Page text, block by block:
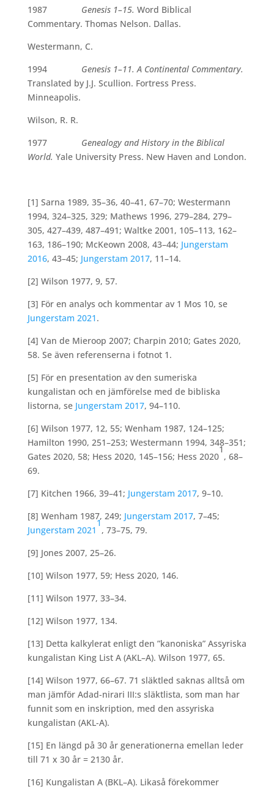
1987 Genesis 1–15. Word Biblical
Commentary. Thomas Nelson. Dallas.
Westermann, C.
1994 Genesis 1–11. A Continental Commentary.
Translated by J.J. Scullion. Fortress Press.
Minneapolis.
Wilson, R. R.
1977 Genealogy and History in the Biblical
World. Yale University Press. New Haven and London.
[1] Sarna 1989, 35–36, 40–41, 67–70; Westermann
1994, 324–325, 329; Mathews 1996, 279–284, 279–
305, 427–439, 487–491; Waltke 2001, 105–113, 162–
163, 186–190; McKeown 2008, 43–44; Jungerstam
2016, 43–45; Jungerstam 2017, 11–14.
[2] Wilson 1977, 9, 57.
[3] För en analys och kommentar av 1 Mos 10, se
Jungerstam 2021.
[4] Van de Mieroop 2007; Charpin 2010; Gates 2020,
58. Se även referenserna i fotnot 1.
[5] För en presentation av den sumeriska
kungalistan och en jämförelse med de bibliska
listorna, se Jungerstam 2017, 94–110.
[6] Wilson 1977, 12, 55; Wenham 1987, 124–125;
Hamilton 1990, 251–253; Westermann 1994, 348–351;
Gates 2020, 58; Hess 2020, 145–156; Hess 2020
1
, 68–
69.
[7] Kitchen 1966, 39–41; Jungerstam 2017, 9–10.
[8] Wenham 1987, 249; Jungerstam 2017, 7–45;
Jungerstam 2021
1
, 73–75, 79.
[9] Jones 2007, 25–26.
[10] Wilson 1977, 59; Hess 2020, 146.
[11] Wilson 1977, 33–34.
[12] Wilson 1977, 134.
[13] Detta kalkylerat enligt den ”kanoniska” Assyriska
kungalistan King List A (AKL–A). Wilson 1977, 65.
[14] Wilson 1977, 66–67. 71 släktled saknas alltså om
man jämför Adad-nirari III:s släktlista, som man har
funnit som en inskription, med den assyriska
kungalistan (AKL-A).
[15] En längd på 30 år generationerna emellan leder
till 71 x 30 år = 2130 år.
[16] Kungalistan A (BKL–A). Likaså förekommer